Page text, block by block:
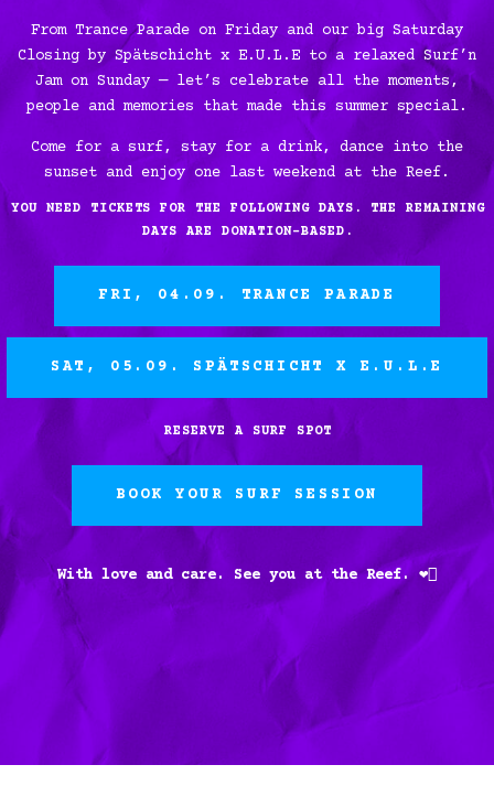
From Trance Parade on Friday and our big Saturday
Closing bySpätschicht x E.U.L.E to a relaxed Surf’n
Jam on Sunday — let’s celebrate all the moments,
people and memories that made this summer special.
Come for a surf, stay for a drink, dance into the
sunset and enjoy one last weekend at the Reef.
YOU NEED TICKETS FOR THE FOLLOWING DAYS. THE REMAINING
DAYS ARE DONATION-BASED.
FRI, 04.09. TRANCE PARADE
SAT, 05.09. SPÄTSCHICHT X E.U.L.E
RESERVE A SURF SPOT
BOOK YOUR SURF SESSION
With love and care. See you at the Reef. ❤️‍🔥